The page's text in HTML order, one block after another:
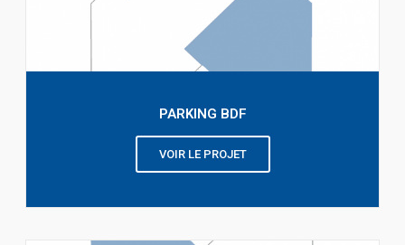
PARKING BDF
VOIR LE PROJET